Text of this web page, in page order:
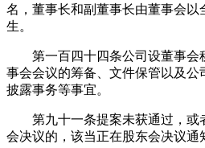
名，董事长和副董事长由董事会以
生。
第一百四十四条公司设董事会
事会会议的筹备、文件保管以及公
披露事务等事宜。
第九十一条提案未获通过，或
会决议的，该当正在股东会决议通